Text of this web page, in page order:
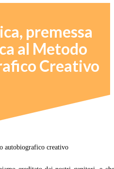
premessa
al Metodo
Creativo